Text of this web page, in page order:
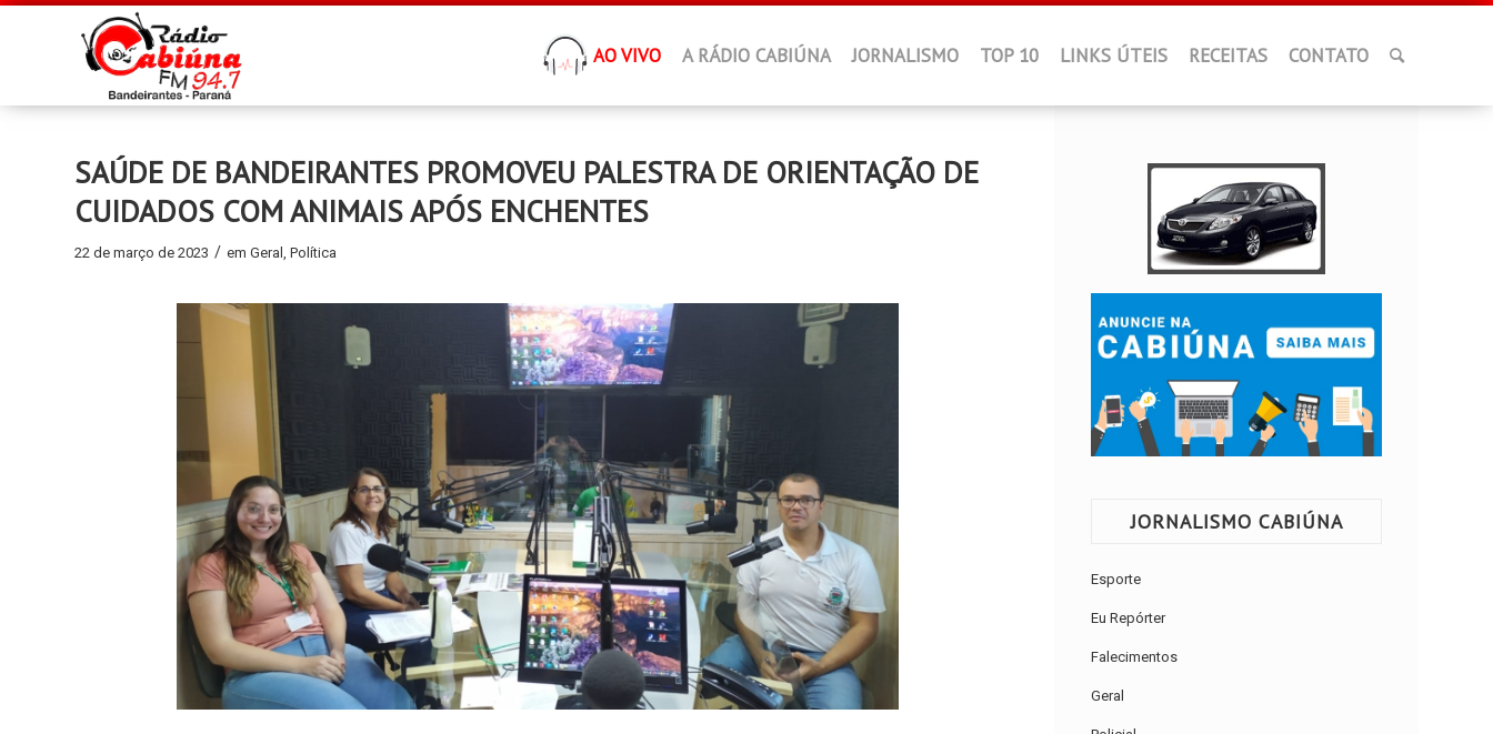
AO VIVO A RÁDIO CABIÚNA JORNALISMO TOP 10 LINKS ÚTEIS RECEITAS CONTATO
SAÚDE DE BANDEIRANTES PROMOVEU PALESTRA DE ORIENTAÇÃO DE
CUIDADOS COM ANIMAIS APÓS ENCHENTES
22 de março de 2023 / em Geral , Política
JORNALISMO CABIÚNA
Esporte
Eu Repórter
Falecimentos
Geral